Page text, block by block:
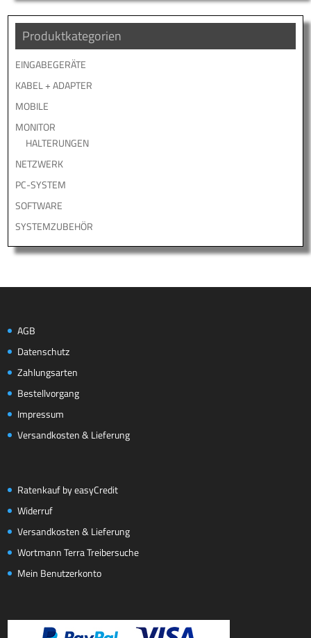
Produktkategorien
EINGABEGERÄTE
KABEL + ADAPTER
MOBILE
MONITOR
HALTERUNGEN
NETZWERK
PC-SYSTEM
SOFTWARE
SYSTEMZUBEHÖR
AGB
Datenschutz
Zahlungsarten
Bestellvorgang
Impressum
Versandkosten & Lieferung
Ratenkauf by easyCredit
Widerruf
Versandkosten & Lieferung
Wortmann Terra Treibersuche
Mein Benutzerkonto